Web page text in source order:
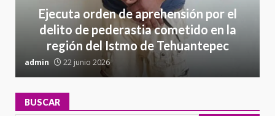
Ejecuta orden de aprehensión por el
delito de pederastia cometido en la
región del Istmo de Tehuantepec
admin 22 junio 2026
BUSCAR